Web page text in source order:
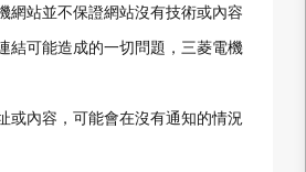
網站並不保證網站沒有技術或內容
結可能造成的一切問題，三菱電機
或內容，可能會在沒有通知的情況